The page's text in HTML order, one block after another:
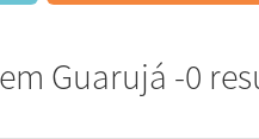
em Guarujá -0